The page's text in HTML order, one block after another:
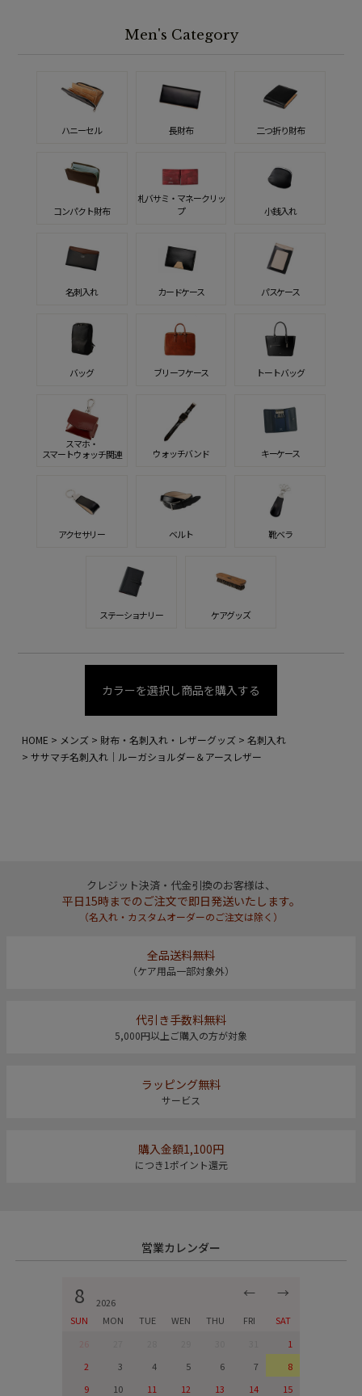
Men's Category
ハニーセル 長財布 二つ折り財布
コンパクト財布
札バサミ・マネークリッ
プ
小銭入れ
名刺入れ カードケース パスケース
バッグ ブリーフケース トートバッグ
スマホ・
スマートウォッチ関連
ウォッチバンド キーケース
アクセサリー ベルト 靴ベラ
ステーショナリー ケアグッズ
カラーを選択し商品を購入する
HOME メンズ 財布・名刺入れ・レザーグッズ
名刺入れ
ササマチ名刺入れ｜ルーガショルダー＆アースレザー
クレジット決済・代金引換のお客様は、
平日15時までのご注文で即日発送いたします。
（名入れ・カスタムオーダーのご注文は除く）
全品送料無料
（ケア用品一部対象外）
代引き手数料無料
5,000円以上ご購入の方が対象
ラッピング無料
サービス
購入金額1,100円
につき1ポイント還元
営業カレンダー
8 2026
← →
SUN MON TUE WEN THU FRI
SAT
1
2
3 4 5 6 7
8
9
10 11 12 13 14
15